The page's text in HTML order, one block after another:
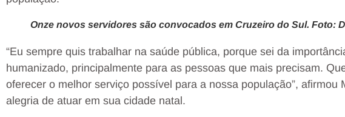
Onze novos servidores são convocados em Cruzeiro do Sul. Foto:
“Eu sempre quis trabalhar na saúde pública, porque sei da
humanizado, principalmente para as pessoas que mais precisam.
oferecer o melhor serviço possível para a nossa população”, afirmou
alegria de atuar em sua cidade natal.